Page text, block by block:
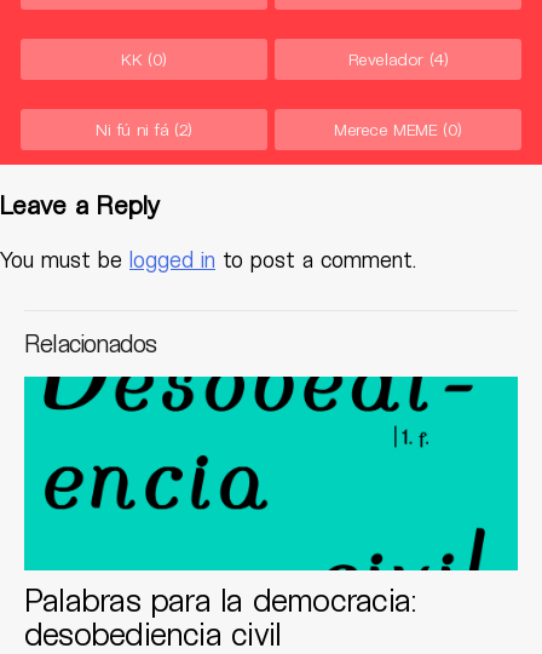
KK (0) Revelador (4)
Ni fú ni fá (2) Merece MEME (0)
Leave a Reply
You must be logged in to post a comment.
Relacionados
Palabras para la democracia:
desobediencia civil